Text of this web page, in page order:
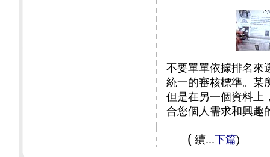
不要單單依據排名來
統一的審核標準。某
但是在另一個資料上
合您個人需求和興趣
( 續...下篇)